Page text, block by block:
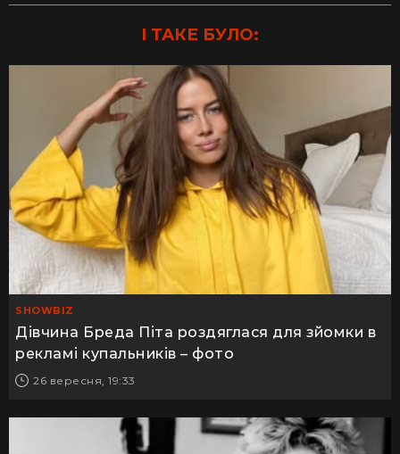
І ТАКЕ БУЛО:
SHOWBIZ
Дівчина Бреда Піта роздяглася для зйомки в
рекламі купальників – фото
26 вересня, 19:33